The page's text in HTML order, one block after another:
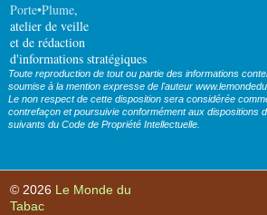
Porte•Plume,
atelier de veille
et de rédaction
d'informations stratégiques
Toute reproduction de tout ou partie des informations
soumise à la mention expresse de l'auteur
Le non respect de cette disposition sera considérée
contrefaçon et poursuivie conformément aux dispositions
suivants du Code de Propriété Intellectuelle.
© 2026 Le Monde du
Tabac